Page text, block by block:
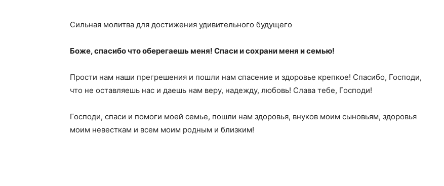
Сильная молитва для достижения удивительного будущего
Боже, спасибо что оберегаешь меня! Спаси и сохрани меня и семью!
Прости нам наши прегрешения и пошли нам спасение и здоровье крепкое! Спасибо, Господи,
что не оставляешь нас и даешь нам веру, надежду, любовь! Слава тебе, Господи!
Господи, спаси и помоги моей семье, пошли нам здоровья, внуков моим сыновьям, здоровья
моим невесткам и всем моим родным и близким!